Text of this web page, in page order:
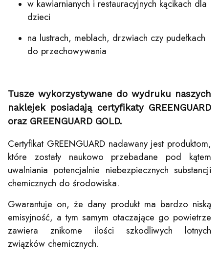
w kawiarnianych i restauracyjnych kącikach dla
dzieci
na lustrach, meblach, drzwiach czy pudełkach
do przechowywania
Tusze wykorzystywane do wydruku naszych
naklejek posiadają certyfikaty GREENGUARD
oraz GREENGUARD GOLD.
Certyfikat GREENGUARD nadawany jest produktom,
które zostały naukowo przebadane pod kątem
uwalniania potencjalnie niebezpiecznych substancji
chemicznych do środowiska.
Gwarantuje on, że dany produkt ma bardzo niską
emisyjność, a tym samym otaczające go powietrze
zawiera znikome ilości szkodliwych lotnych
związków chemicznych.